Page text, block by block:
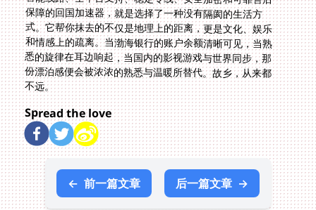
不远。
Spread the love
← 前一篇文章 后一篇文章 →